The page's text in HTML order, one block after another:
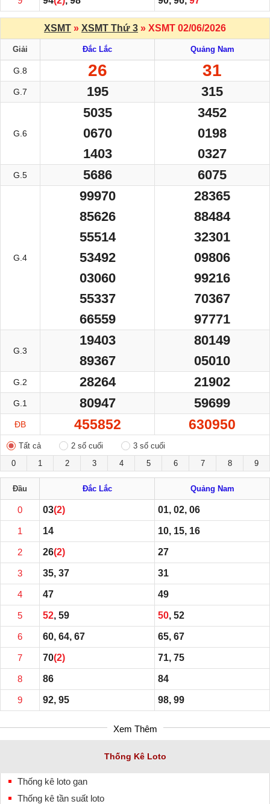
XSMT » XSMT Thứ 3 » XSMT 02/06/2026
Giải Đắc Lắc Quảng Nam
G.8 26 31
G.7 195 315
G.6
5035
0670
1403
3452
0198
0327
G.5 5686 6075
G.4
99970
85626
55514
53492
03060
55337
66559
28365
88484
32301
09806
99216
70367
97771
G.3
19403
89367
80149
05010
G.2 28264 21902
G.1 80947 59699
ĐB 455852 630950
Tất cả 2 số cuối
3 số cuối
0
1 2 3 4 5 6 7 8 9
Đầu Đắc Lắc Quảng Nam
0 03(2) 01, 02, 06
1 14 10, 15, 16
2 26(2) 27
3 35, 37 31
4 47 49
5 52, 59 50, 52
6 60, 64, 67 65, 67
7 70(2) 71, 75
8 86 84
9 92, 95 98, 99
Xem Thêm
Thống Kê Loto
Thống kê loto gan
Thống kê tần suất loto